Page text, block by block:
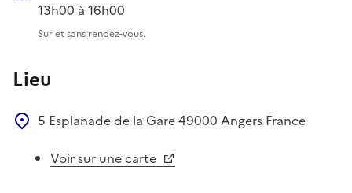
13h00 à 16h00
Sur et sans rendez-vous.
Lieu
5 Esplanade de la Gare49000 Angers France
Voir sur une carte